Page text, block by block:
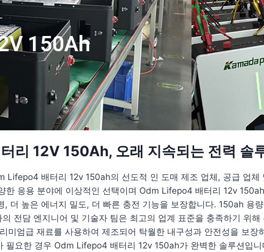
150Ah
리 12V 150Ah, 오래 지속되는 전력 솔
Lifepo4 배터리 12v 150ah의 선도적 인 도매 제조 업체, 공급 업
한 응용 분야에 이상적인 선택이며 Odm Lifepo4 배터리 12v
더 높은 에너지 밀도, 더 빠른 충전 기능을 보장합니다. 150ah 용
전담 엔지니어 및 기술자 팀은 최고의 업계 표준을 충족하기 위
엄급 재료를 사용하여 제조되어 탁월한 내구성과 안전성을 보장
필요한 경우 Odm Lifepo4 배터리 12v 150ah가 완벽한 솔루션입